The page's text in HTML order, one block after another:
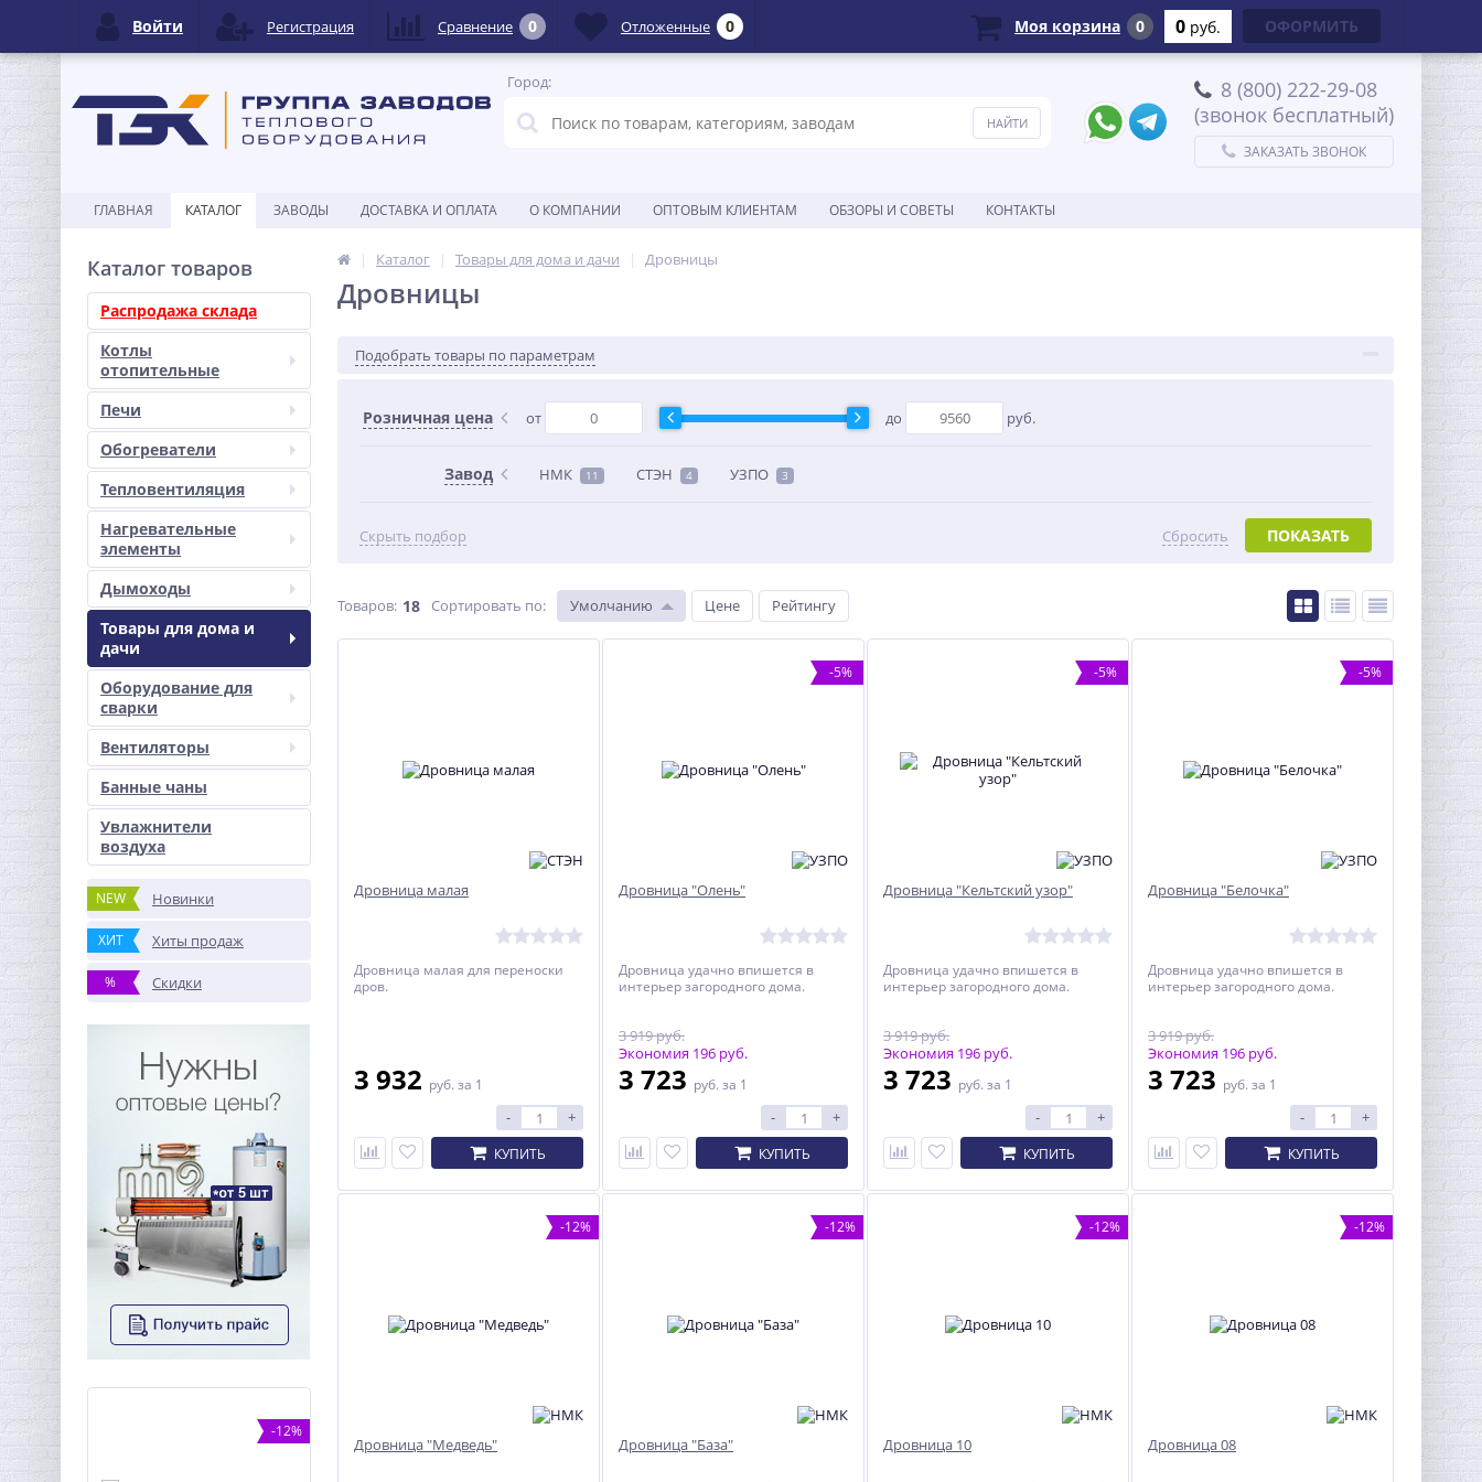
Город:
8 (800) 222-29-08
(звонок бесплатный)
ЗАКАЗАТЬ ЗВОНОК
ГЛАВНАЯ КАТАЛОГ ЗАВОДЫ ДОСТАВКА И ОПЛАТА О КОМПАНИИ ОПТОВЫМ КЛИЕНТАМ ОБЗОРЫ И СОВЕТЫ КОНТАКТЫ
Каталог товаров
Распродажа склада
Котлы
отопительные
Печи
Обогреватели
Тепловентиляция
Нагревательные
элементы
Дымоходы
Товары для дома и
дачи
Оборудование для
сварки
Вентиляторы
Банные чаны
Увлажнители
воздуха
NEW Новинки
ХИТ Хиты продаж
% Скидки
-12%
-3%
Каталог Товары для дома и дачи Дровницы
Дровницы
Подобрать товары по параметрам
Розничная цена от до руб.
Завод НМК 11 СТЭН 4 УЗПО 3
Скрыть подбор ПОКАЗАТЬ
Сбросить
Товаров: 18 Сортировать по: Умолчанию Цене Рейтингу
Дровница малая
Дровница малая для переноски
дров.
3 932 руб. за 1
- +
КУПИТЬ
-5%
Дровница "Олень"
Дровница удачно впишется в
интерьер загородного дома.
3 919 руб.
Экономия 196 руб.
3 723 руб. за 1
- +
КУПИТЬ
-5%
Дровница "Кельтский узор"
Дровница удачно впишется в
интерьер загородного дома.
3 919 руб.
Экономия 196 руб.
3 723 руб. за 1
- +
КУПИТЬ
-5%
Дровница "Белочка"
Дровница удачно впишется в
интерьер загородного дома.
3 919 руб.
Экономия 196 руб.
3 723 руб. за 1
- +
КУПИТЬ
-12%
Дровница "Медведь"
-12%
Дровница "База"
-12%
Дровница 10
-12%
Дровница 08
Войти Регистрация Сравнение 0 Отложенные 0 Моя корзина 0 0 руб. ОФОРМИТЬ